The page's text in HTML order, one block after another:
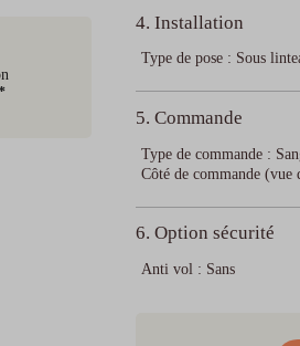
4. Installation
Type de pose : Sous
5. Commande
Type de commande :
Côté de commande (vue
6. Option sécurité
Anti vol : Sans